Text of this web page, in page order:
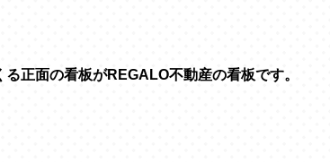
正面の看板がREGALO不動産の看板です。